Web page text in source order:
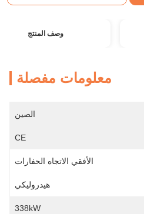
وصف المنتج
معلومات مفصلة
الصين
CE
الأفقي الاتجاه الحفارات
هيدروليكي
338kW